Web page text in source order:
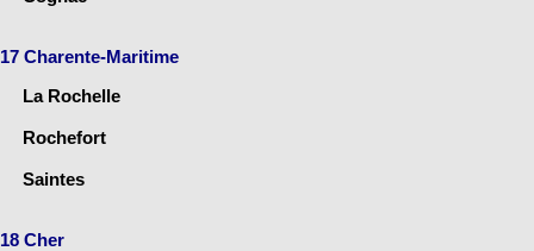
17 Charente-Maritime
La Rochelle
Rochefort
Saintes
18 Cher